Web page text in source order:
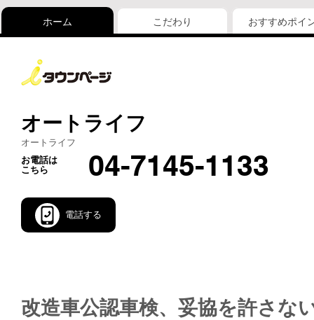
ホーム こだわり おすすめポイ
オートライフ
オートライフ
お電話は
こちら
04-7145-1133
電話する
改造車公認車検、妥協を許さな